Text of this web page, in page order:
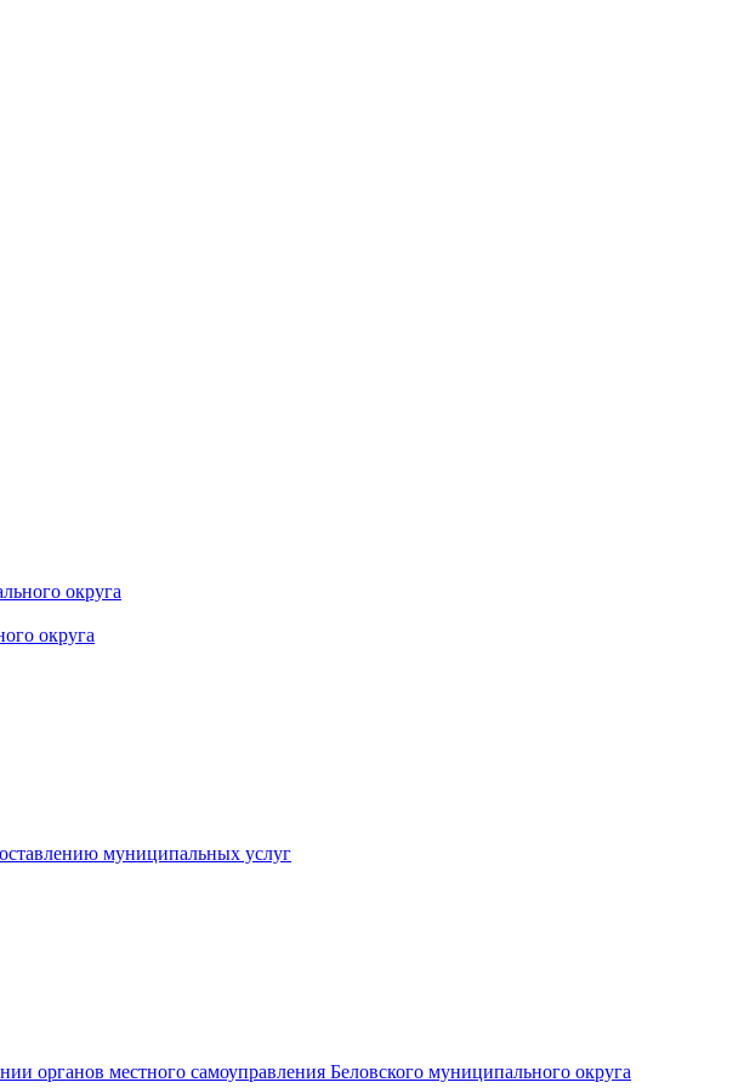
округа
округа
муниципальных услуг
органов местного самоуправления Беловского муниципального округа